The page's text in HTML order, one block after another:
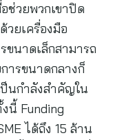
ช่วยพวกเขาปิด
วยเครื่องมือ
ขนาดเล็กสามารถ
ารขนาดกลางก็
นกำลังสำคัญใน
นี้ Funding
ได้ถึง 15 ล้าน